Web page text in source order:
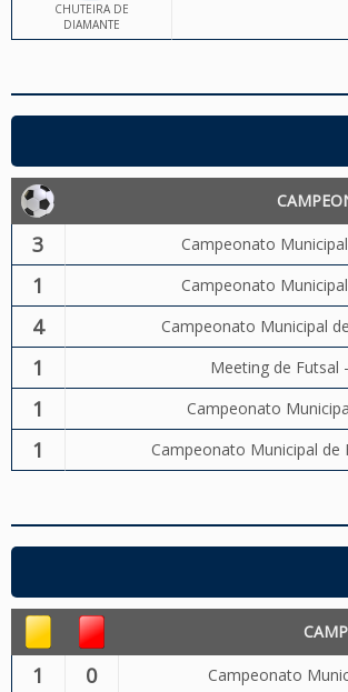
CHUTEIRA DE
DIAMANTE
3 Campeonato
1 Campeonato
4 Campeonato Municipal
1 Meeting de Futsal
1 Campeonato
1 Campeonato Municipal de
1 0 Campeonato